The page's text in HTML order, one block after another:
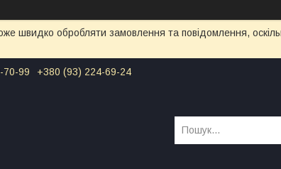
швидко обробляти замовлення та повідомлення,
70-99 +380 (93) 224-69-24